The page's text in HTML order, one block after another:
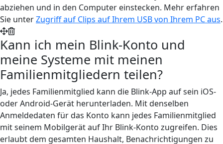
abziehen und in den Computer einstecken. Mehr erfahren
Sie unterZugriff auf Clips auf Ihrem USB von Ihrem PC aus.
Kann ich mein Blink-Konto und
meine Systeme mit meinen
Familienmitgliedern teilen?
Ja, jedes Familienmitglied kann die Blink-App auf sein iOS-
oder Android-Gerät herunterladen. Mit denselben
Anmeldedaten für das Konto kann jedes Familienmitglied
mit seinem Mobilgerät auf Ihr Blink-Konto zugreifen. Dies
erlaubt dem gesamten Haushalt, Benachrichtigungen zu